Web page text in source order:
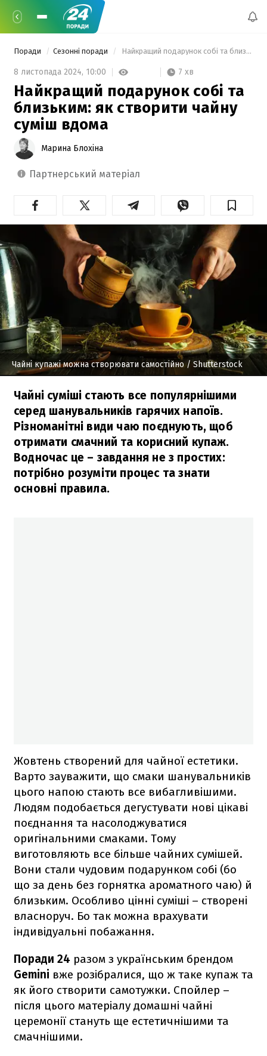
Поради Сезонні поради Найкращий подарунок собі та близьким: як створити чайну суміш вдома
8 листопада 2024, 10:00 7 хв
Найкращий подарунок собі та
близьким: як створити чайну
суміш вдома
Марина Блохіна
партнерський матеріал
Чайні купажі можна створювати самостійно/ Shutterstock
Чайні суміші стають все популярнішими
серед шанувальників гарячих напоїв.
Різноманітні види чаю поєднують, щоб
отримати смачний та корисний купаж.
Водночас це – завдання не з простих:
потрібно розуміти процес та знати
основні правила.
Жовтень створений для чайної естетики.
Варто зауважити, що смаки шанувальників
цього напою стають все вибагливішими.
Людям подобається дегустувати нові цікаві
поєднання та насолоджуватися
оригінальними смаками. Тому
виготовляють все більше чайних сумішей.
Вони стали чудовим подарунком собі (бо
що за день без горнятка ароматного чаю) й
близьким. Особливо цінні суміші – створені
власноруч. Бо так можна врахувати
індивідуальні побажання.
Поради 24 разом з українським брендом
Gemini вже розібралися, що ж таке купаж та
як його створити самотужки. Спойлер –
після цього матеріалу домашні чайні
церемонії стануть ще естетичнішими та
смачнішими.